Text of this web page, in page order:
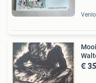
Venlo
€